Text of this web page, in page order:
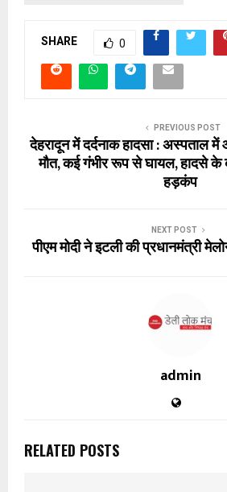
SHARE 0
PREVIOUS POST
देहरादून में दर्दनाक हादसा : अस्पताल
मौत, कई गंभीर रूप से घायल, हादसे के
हड़कंप
NEXT POST
पीएम मोदी ने इटली की प्रधानमंत्री
admin
RELATED POSTS